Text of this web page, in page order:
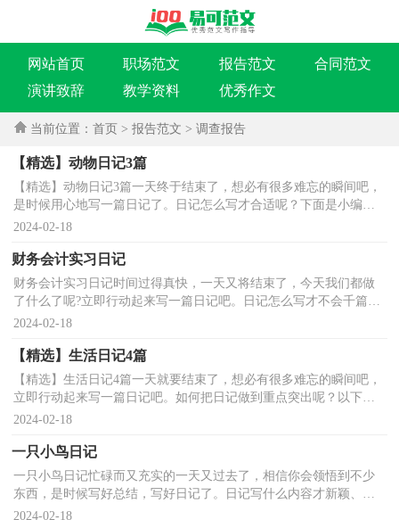
网站首页 职场范文 报告范文
合同范文
演讲致辞
教学资料 优秀作文
当前位置： 首页 > 报告范文 > 调查报告
【精选】动物日记3篇
【精选】动物日记3篇一天终于结束了，想必有很多难忘的瞬间吧，
是时候用心地写一篇日记了。日记怎么写才合适呢？下面是小编整
理的动物日记3篇，欢迎阅读与收藏。动物日记 篇1我家有...
2024-02-18
财务会计实习日记
财务会计实习日记时间过得真快，一天又将结束了，今天我们都做
了什么了呢?立即行动起来写一篇日记吧。日记怎么写才不会千篇一
律呢？下面是小编精心整理的财务会计实习日记，仅供参...
2024-02-18
【精选】生活日记4篇
【精选】生活日记4篇一天就要结束了，想必有很多难忘的瞬间吧，
立即行动起来写一篇日记吧。如何把日记做到重点突出呢？以下是
小编帮大家整理的生活日记4篇，供大家参考借鉴，希望可以...
2024-02-18
一只小鸟日记
一只小鸟日记忙碌而又充实的一天又过去了，相信你会领悟到不少
东西，是时候写好总结，写好日记了。日记写什么内容才新颖、丰
富呢？以下是小编为大家收集的一只小鸟日记，欢迎阅读与收...
2024-02-18